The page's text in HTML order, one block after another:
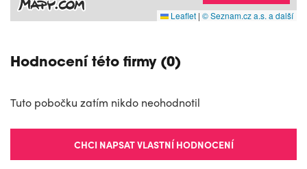
Leaflet | © Seznam.cz a.s. a další
Hodnocení této firmy (0)
Tuto pobočku zatím nikdo neohodnotil
CHCI NAPSAT VLASTNÍ HODNOCENÍ